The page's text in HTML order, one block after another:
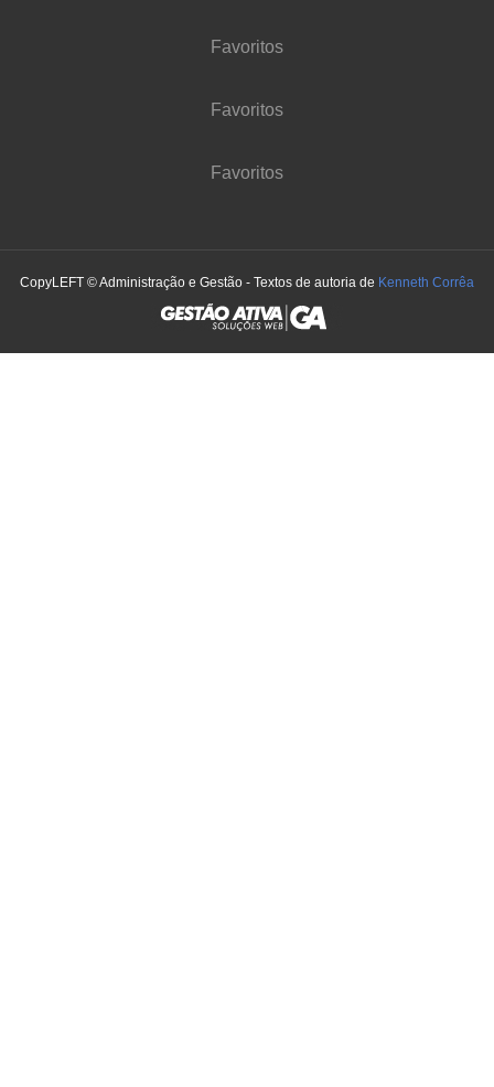
Favoritos
Favoritos
Favoritos
CopyLEFT © Administração e Gestão - Textos de autoria de Kenneth Corrêa